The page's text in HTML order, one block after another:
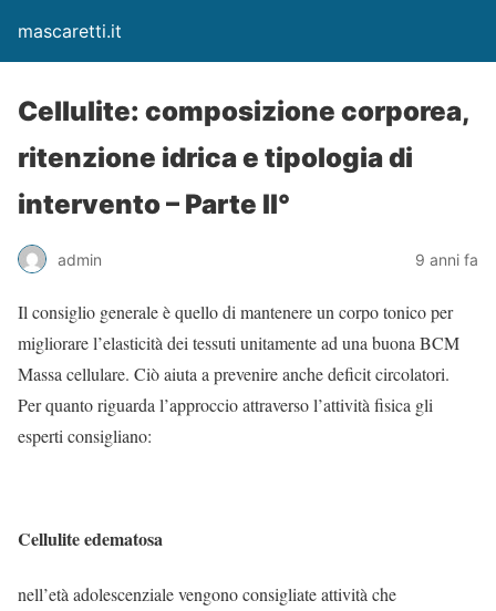
mascaretti.it
Cellulite: composizione corporea,
ritenzione idrica e tipologia di
intervento – Parte II°
admin 9 anni fa
Il consiglio generale è quello di mantenere un corpo tonico per
migliorare l’elasticità dei tessuti unitamente ad una buona BCM
Massa cellulare. Ciò aiuta a prevenire anche deficit circolatori.
Per quanto riguarda l’approccio attraverso l’attività fisica gli
esperti consigliano:
Cellulite edematosa
nell’età adolescenziale vengono consigliate attività che